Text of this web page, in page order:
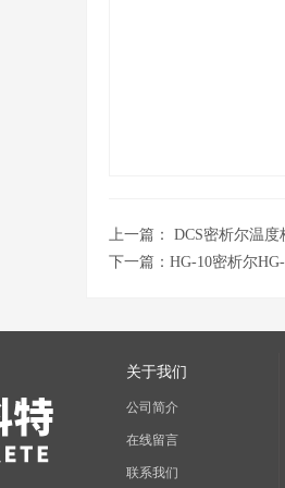
上一篇： DCS密析尔温
下一篇： HG-10密析尔
关于我们
公司简介
在线留言
联系我们